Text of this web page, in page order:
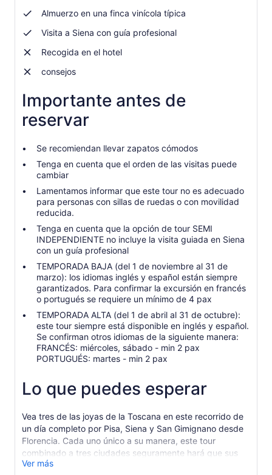
Almuerzo en una finca vinícola típica
Visita a Siena con guía profesional
Recogida en el hotel
consejos
Importante antes de
reservar
Se recomiendan llevar zapatos cómodos
Tenga en cuenta que el orden de las visitas puede
cambiar
Lamentamos informar que este tour no es adecuado
para personas con sillas de ruedas o con movilidad
reducida.
Tenga en cuenta que la opción de tour SEMI
INDEPENDIENTE no incluye la visita guiada en Siena
con un guía profesional
TEMPORADA BAJA (del 1 de noviembre al 31 de
marzo): los idiomas inglés y español están siempre
garantizados. Para confirmar la excursión en francés
o portugués se requiere un mínimo de 4 pax
TEMPORADA ALTA (del 1 de abril al 31 de octubre):
este tour siempre está disponible en inglés y español.
Se confirman otros idiomas de la siguiente manera:
FRANCÉS: miércoles, sábado - min 2 pax
PORTUGUÉS: martes - min 2 pax
Lo que puedes esperar
Vea tres de las joyas de la Toscana en este recorrido de
un día completo por Pisa, Siena y San Gimignano desde
Florencia. Cada uno único a su manera, este tour
combinado a tres ciudades seguramente hará que sus
vacaciones sean inolvidables.
Ver más